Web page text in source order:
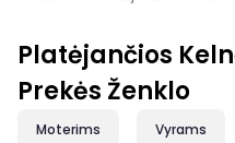
Platėjančios
Prekės Ženklo
Moterims Vyrams